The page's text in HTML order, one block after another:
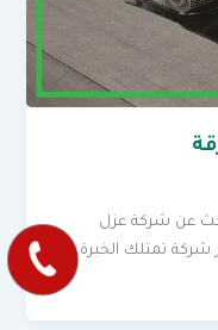
عن شركة عزل
تمتلك الخبرة